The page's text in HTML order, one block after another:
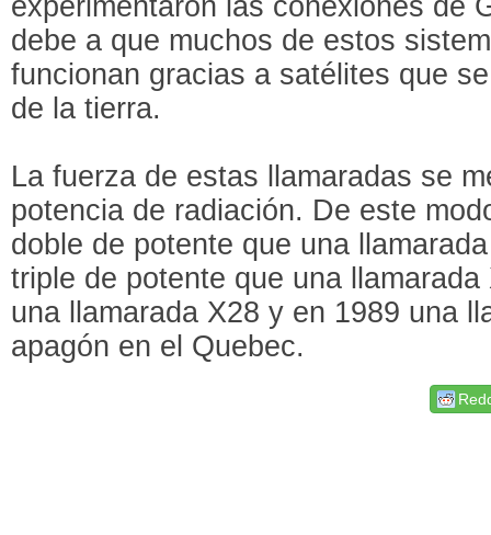
debe a que muchos de estos
funcionan gracias a satélites que
de la tierra.
La fuerza de estas llamaradas se
potencia de radiación. De este
doble de potente que una
triple de potente que una
una llamarada X28 y en 1989 una
apagón en el Quebec.